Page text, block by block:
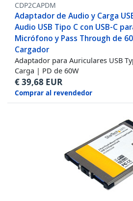
CDP2CAPDM
Adaptador de Audio y Carga
Audio USB Tipo C con USB-C
Micrófono y Pass Through de
Cargador
Adaptador para Auriculares USB
Carga | PD de 60W
€39,68 EUR
Comprar al revendedor